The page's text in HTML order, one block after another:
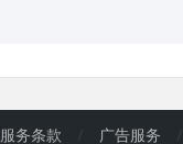
服务条款 / 广告服务 /